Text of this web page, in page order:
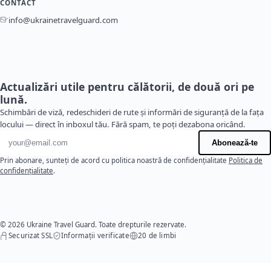
CONTACT
info@ukrainetravelguard.com
Actualizări utile pentru călătorii, de două ori pe
lună.
Schimbări de viză, redeschideri de rute și informări de siguranță de la fața
locului — direct în inboxul tău. Fără spam, te poți dezabona oricând.
Adresă de e-mail
Abonează-te
Prin abonare, sunteți de acord cu politica noastră de confidențialitate Politica de
confidențialitate.
© 2026 Ukraine Travel Guard. Toate drepturile rezervate.
Securizat SSL
Informații verificate 20 de limbi